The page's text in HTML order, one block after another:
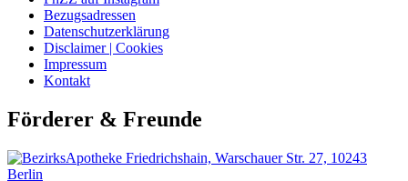
Bezugsadressen
Datenschutzerklärung
Disclaimer | Cookies
Impressum
Kontakt
Förderer & Freunde